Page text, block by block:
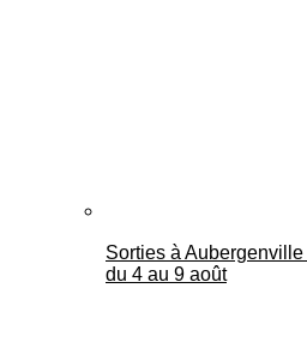
Sorties à
du 4 au 9 août